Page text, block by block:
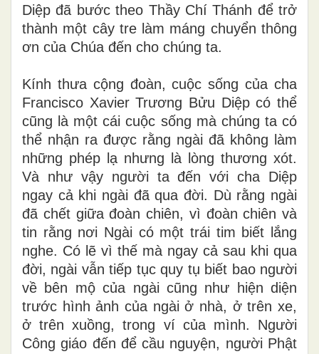
Diệp đã bước theo Thầy Chí Thánh để trở
thành một cây tre làm máng chuyển thông
ơn của Chúa đến cho chúng ta.
Kính thưa cộng đoàn, cuộc sống của cha
Francisco Xavier Trương Bửu Diệp có thể
cũng là một cái cuộc sống mà chúng ta có
thể nhận ra được rằng ngài đã không làm
những phép lạ nhưng là lòng thương xót.
Và như vậy người ta đến với cha Diệp
ngay cả khi ngài đã qua đời. Dù rằng ngài
đã chết giữa đoàn chiên, vì đoàn chiên và
tin rằng nơi Ngài có một trái tim biết lắng
nghe. Có lẽ vì thế mà ngay cả sau khi qua
đời, ngài vẫn tiếp tục quy tụ biết bao người
về bên mộ của ngài cũng như hiện diện
trước hình ảnh của ngài ở nhà, ở trên xe,
ở trên xuồng, trong ví của mình. Người
Công giáo đến để cầu nguyện, người Phật